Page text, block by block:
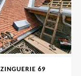
ZINGUERIE 69